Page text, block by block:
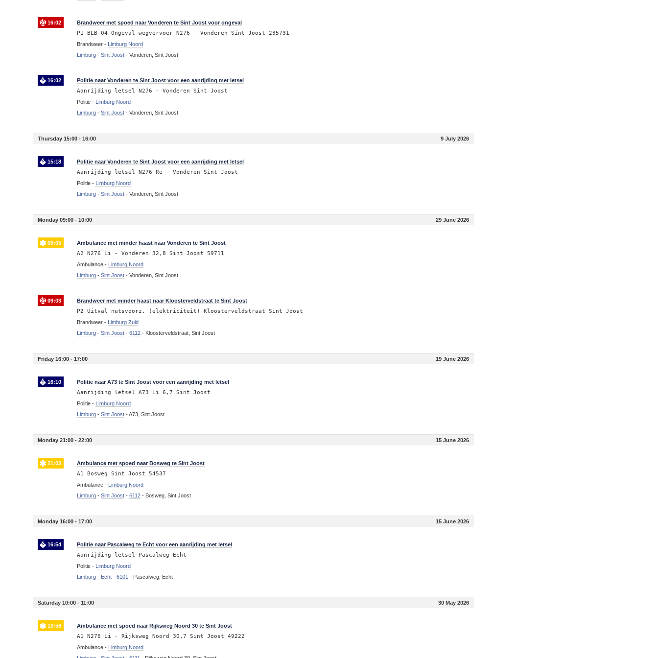
16:02 Brandweer met spoed naar Vonderen te Sint Joost voor ongeval
P1 BLB-04 Ongeval wegvervoer N276 - Vonderen Sint Joost 235731
Brandweer - Limburg Noord
Limburg -Sint Joost -Vonderen, Sint Joost
16:02 Politie naar Vonderen te Sint Joost voor een aanrijding met letsel
Aanrijding letsel N276 - Vonderen Sint Joost
Politie - Limburg Noord
Limburg -Sint Joost -Vonderen, Sint Joost
Thursday 15:00 - 16:00 9 July 2026
15:18 Politie naar Vonderen te Sint Joost voor een aanrijding met letsel
Aanrijding letsel N276 Re - Vonderen Sint Joost
Politie - Limburg Noord
Limburg -Sint Joost -Vonderen, Sint Joost
Monday 09:00 - 10:00 29 June 2026
09:05 Ambulance met minder haast naar Vonderen te Sint Joost
A2 N276 Li - Vonderen 32,8 Sint Joost 59711
Ambulance - Limburg Noord
Limburg -Sint Joost -Vonderen, Sint Joost
09:03 Brandweer met minder haast naar Kloosterveldstraat te Sint Joost
P2 Uitval nutsvoorz. (elektriciteit) Kloosterveldstraat Sint Joost
Brandweer - Limburg Zuid
Limburg -Sint Joost -6112 - Kloosterveldstraat, Sint Joost
Friday 16:00 - 17:00 19 June 2026
16:10 Politie naar A73 te Sint Joost voor een aanrijding met letsel
Aanrijding letsel A73 Li 6,7 Sint Joost
Politie - Limburg Noord
Limburg -Sint Joost -A73, Sint Joost
Monday 21:00 - 22:00 15 June 2026
21:03 Ambulance met spoed naar Bosweg te Sint Joost
A1 Bosweg Sint Joost 54537
Ambulance - Limburg Noord
Limburg -Sint Joost -6112 - Bosweg, Sint Joost
Monday 16:00 - 17:00 15 June 2026
16:54 Politie naar Pascalweg te Echt voor een aanrijding met letsel
Aanrijding letsel Pascalweg Echt
Politie - Limburg Noord
Limburg - Echt -6101 - Pascalweg, Echt
Saturday 10:00 - 11:00 30 May 2026
10:56 Ambulance met spoed naar Rijksweg Noord 30 te Sint Joost
A1 N276 Li - Rijksweg Noord 30,7 Sint Joost 49222
Ambulance - Limburg Noord